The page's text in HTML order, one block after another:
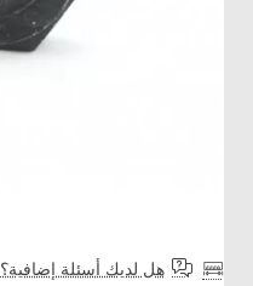
هل لديك أسئلة إضافية؟